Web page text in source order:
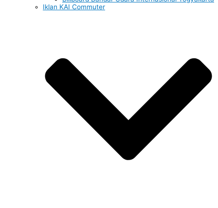
Iklan KAI Commuter